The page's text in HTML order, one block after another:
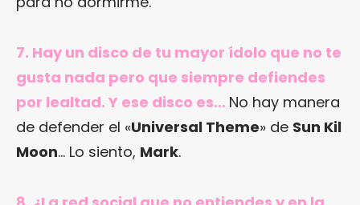
7. Hay un disco de tu mayor ídolo que no te
gusta nada pero que siempre defiendes
por lealtad. Y ese disco es… No hay manera
de defender el «Universal Theme» de Sun Kil
Moon… Lo siento, Mark.